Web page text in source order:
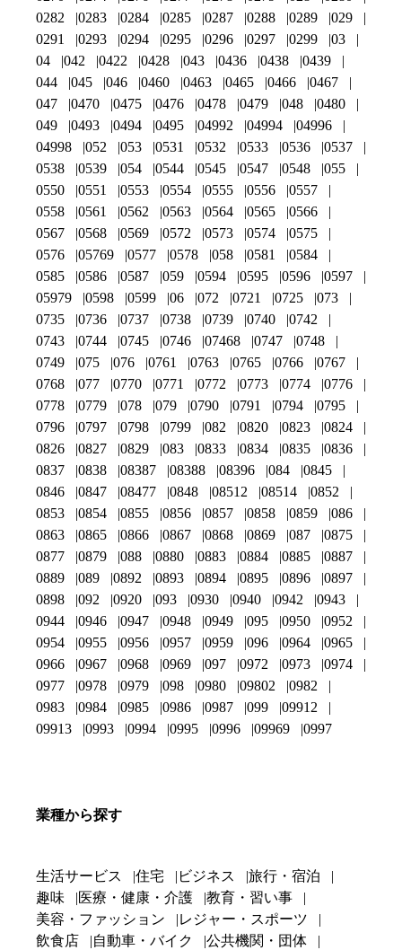
0282
0283 0284 0285 0287 0288 0289
029
0291
0293 0294 0295 0296 0297 0299
03
04
042 0422 0428 043 0436 0438
0439
044
045 046 0460 0463 0465 0466
0467
047
0470 0475 0476 0478 0479 048
0480
049
0493 0494 0495 04992 04994
04996
04998
052 053 0531 0532 0533 0536
0537
0538
0539 054 0544 0545 0547 0548
055
0550
0551 0553 0554 0555 0556
0557
0558
0561 0562 0563 0564 0565
0566
0567
0568 0569 0572 0573 0574
0575
0576
05769 0577 0578 058 0581
0584
0585
0586 0587 059 0594 0595 0596
0597
05979
0598 0599 06 072 0721 0725
073
0735
0736 0737 0738 0739 0740
0742
0743
0744 0745 0746 07468 0747
0748
0749
075 076 0761 0763 0765 0766
0767
0768
077 0770 0771 0772 0773 0774
0776
0778
0779 078 079 0790 0791 0794
0795
0796
0797 0798 0799 082 0820 0823
0824
0826
0827 0829 083 0833 0834 0835
0836
0837
0838 08387 08388 08396 084
0845
0846
0847 08477 0848 08512 08514
0852
0853
0854 0855 0856 0857 0858 0859
086
0863
0865 0866 0867 0868 0869 087
0875
0877
0879 088 0880 0883 0884 0885
0887
0889
089 0892 0893 0894 0895 0896
0897
0898
092 0920 093 0930 0940 0942
0943
0944
0946 0947 0948 0949 095 0950
0952
0954
0955 0956 0957 0959 096 0964
0965
0966
0967 0968 0969 097 0972 0973
0974
0977
0978 0979 098 0980 09802
0982
0983
0984 0985 0986 0987 099
09912
09913
0993 0994 0995 0996 09969 0997
業種から探す
生活サービス 住宅 ビジネス
旅行・宿泊
趣味
医療・健康・介護
教育・習い事
美容・ファッション
レジャー・スポーツ
飲食店
自動車・バイク
公共機関・団体